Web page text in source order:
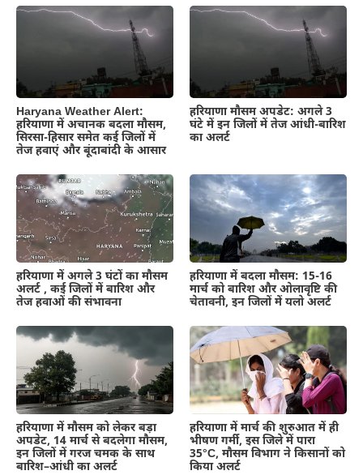
Haryana Weather Alert:
हरियाणा में अचानक बदला मौसम,
सिरसा-हिसार समेत कई जिलों में
तेज हवाएं और बूंदाबांदी के आसार
हरियाणा मौसम अपडेट: अगले 3
घंटे में इन जिलों में तेज आंधी-बारिश
का अलर्ट
हरियाणा में अगले 3 घंटों का मौसम
अलर्ट , कई जिलों में बारिश और
तेज हवाओं की संभावना
हरियाणा में बदला मौसम: 15-16
मार्च को बारिश और ओलावृष्टि की
चेतावनी, इन जिलों में यलो अलर्ट
हरियाणा में मौसम को लेकर बड़ा
अपडेट, 14 मार्च से बदलेगा मौसम,
इन जिलों में गरज चमक के साथ
बारिश–आंधी का अलर्ट
हरियाणा में मार्च की शुरुआत में ही
भीषण गर्मी, इस जिले में पारा
35°C, मौसम विभाग ने किसानों को
किया अलर्ट